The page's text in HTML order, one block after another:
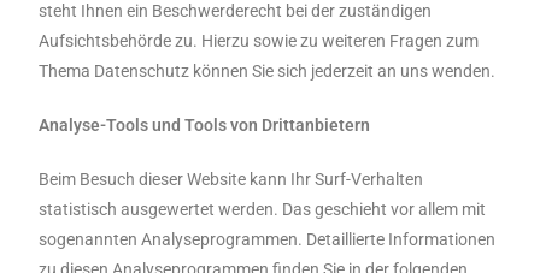
steht Ihnen ein Beschwerderecht bei der zuständigen
Aufsichtsbehörde zu. Hierzu sowie zu weiteren Fragen zum
Thema Datenschutz können Sie sich jederzeit an uns wenden.
Analyse-Tools und Tools von Drittanbietern
Beim Besuch dieser Website kann Ihr Surf-Verhalten
statistisch ausgewertet werden. Das geschieht vor allem mit
sogenannten Analyseprogrammen. Detaillierte Informationen